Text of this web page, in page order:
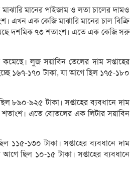
মানের পাইজাম ও লতা চালের দামও
এখন এক কেজি মাঝারি মানের চাল বিক্রি
দশমিক ৭৩ শতাংশ। এতে এক কেজি সরু
লুজ সয়াবিন তেলের দাম সপ্তাহের
১৬৭-১৭০ টাকা, যা আগে ছিল ১৭৫-১৮০
৮৯০-৯২৫ টাকা। সপ্তাহের ব্যবধানে দাম
এতে বোতলের এক লিটার সয়াবিন
১১৫-১৩০ টাকা। সপ্তাহের ব্যবধানে দাম
ছিল ১০-১৫ টাকা। সপ্তাহের ব্যবধানে